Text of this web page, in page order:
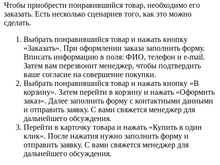
Чтобы приобрести понравившийся товар, необходимо его
заказать. Есть несколько сценариев того, как это можно
сделать.
Выбрать понравившийся товар и нажать кнопку
«Заказать». При оформлении заказа заполнить форму.
Вписать информацию в поля: ФИО, телефон и e-mail.
Затем вам перезвонит менеджер, чтобы подтвердить
ваше согласие на совершение покупки.
Выбрать понравившийся товар и нажать кнопку «В
корзину». Затем перейти в корзину и нажать «Оформить
заказ». Далее заполнить форму с контактными данными
и отправить заявку. С вами свяжется менеджер для
дальнейшего обсуждения.
Перейти в карточку товара и нажать «Купить в один
клик». После нажатия нужно заполнить форму и
отправить заявку. С вами свяжется менеджер для
дальнейшего обсуждения.